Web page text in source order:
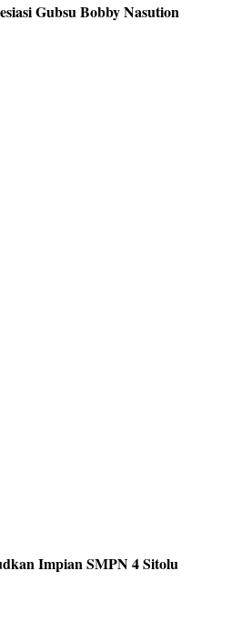
Gubsu Bobby Nasution
Impian SMPN 4 Sitolu